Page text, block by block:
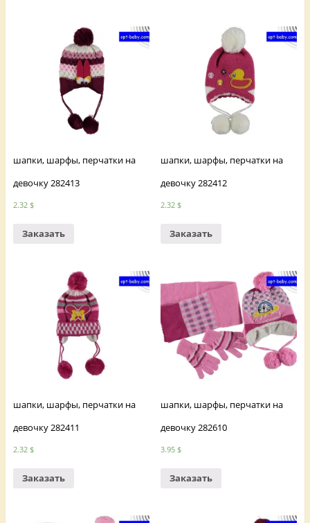
шапки, шарфы, перчатки на
девочку 282413
2.32 $
Заказать
шапки, шарфы, перчатки на
девочку 282412
2.32$
Заказать
шапки, шарфы, перчатки на
девочку 282411
2.32 $
Заказать
шапки, шарфы, перчатки на
девочку 282610
3.95$
Заказать